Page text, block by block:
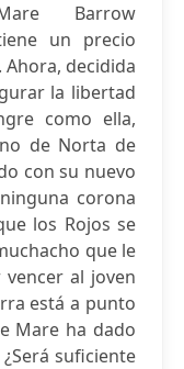
Barrow
un precio
decidida
la libertad
como ella,
de Norta de
con su nuevo
corona
los Rojos se
que le
al joven
está a punto
Mare ha dado
suficiente